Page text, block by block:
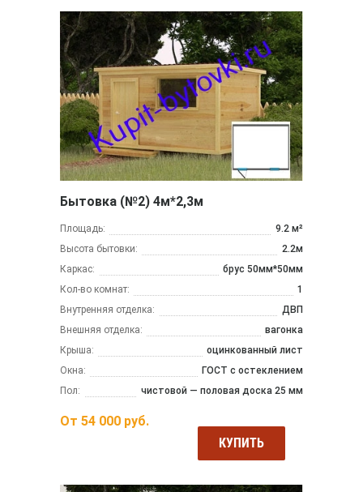
Бытовка (№2) 4м*2,3м
Площадь:
9.2 м²
Высота бытовки:
2.2м
Каркас:
брус 50мм*50мм
Кол-во комнат:
1
Внутренняя отделка:
ДВП
Внешняя отделка:
вагонка
Крыша:
оцинкованный лист
Окна:
ГОСТ с остеклением
Пол:
чистовой — половая доска 25 мм
От 54 000 руб.
КУПИТЬ